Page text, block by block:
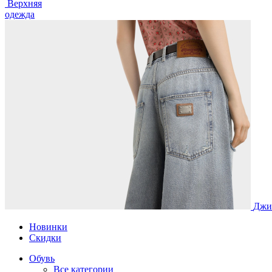
Верхняя
одежда
Новинки
Скидки
Обувь
Все категории